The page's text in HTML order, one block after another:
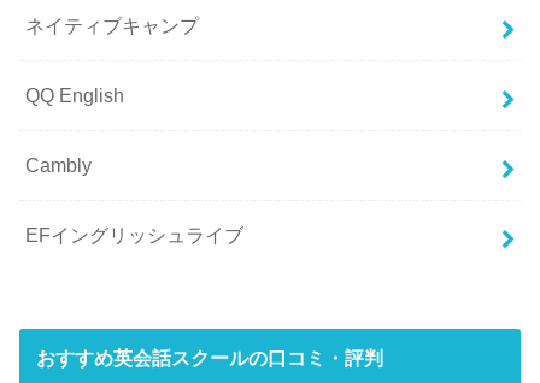
ネイティブキャンプ
QQ English
Cambly
EFイングリッシュライブ
おすすめ英会話スクールの口コミ・評判